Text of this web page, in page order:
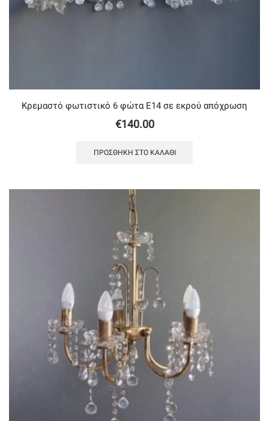
Κρεμαστό φωτιστικό 6 φώτα Ε14 σε εκρού απόχρωση
€140.00
ΠΡΟΣΘΉΚΗ ΣΤΟ ΚΑΛΆΘΙ